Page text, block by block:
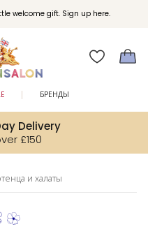
welcome gift. Sign up here.
эксклюзивных привилегий при
Delivery
£150
БРЕНДЫ
и халаты